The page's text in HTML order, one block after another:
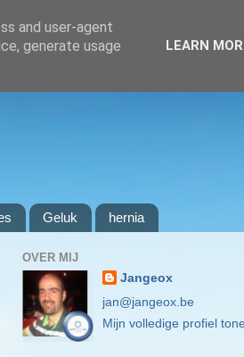
Geluk hernia
OVER MIJ
Jangeox
jan@jangeox.be
Mijn volledige profiel
and user-agent
generate usage
LEARN